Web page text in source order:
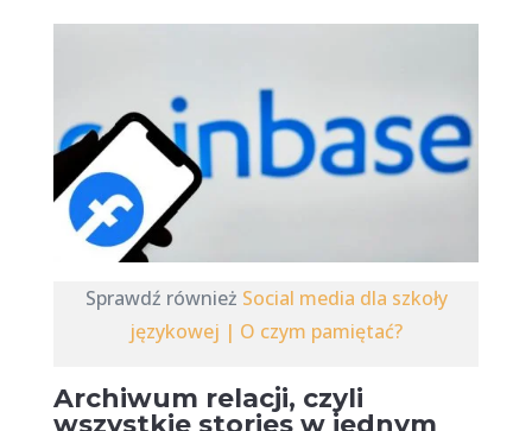
Sprawdź również Social media dla szkoły
językowej | O czym pamiętać?
Archiwum relacji, czyli
wszystkie stories w jednym